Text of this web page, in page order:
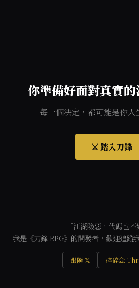
你準備好面對真實的
每一個決定，都可能是你人
⚔️ 踏入刀鋒
「江湖險惡，代碼也不
我是《刀鋒 RPG》的開發者，歡迎追蹤
跟隨 𝕏 碎碎念